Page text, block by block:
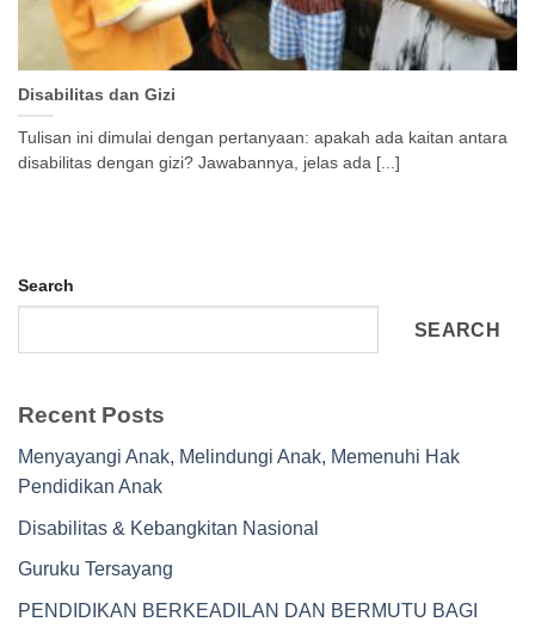
Disabilitas dan Gizi
Tulisan ini dimulai dengan pertanyaan: apakah ada kaitan antara
disabilitas dengan gizi? Jawabannya, jelas ada [...]
Search
SEARCH
Recent Posts
Menyayangi Anak, Melindungi Anak, Memenuhi Hak
Pendidikan Anak
Disabilitas & Kebangkitan Nasional
Guruku Tersayang
PENDIDIKAN BERKEADILAN DAN BERMUTU BAGI